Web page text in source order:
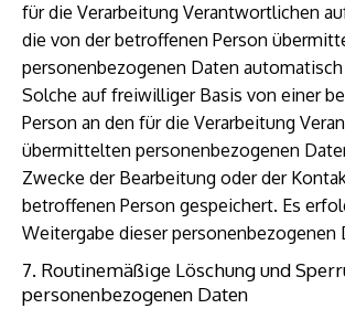
für die Verarbeitung Verantwortlichen
die von der betroffenen Person
personenbezogenen Daten
Solche auf freiwilliger Basis von einer
Person an den für die Verarbeitung
übermittelten personenbezogenen
Zwecke der Bearbeitung oder der
betroffenen Person gespeichert. Es
Weitergabe dieser personenbezogenen
7. Routinemäßige Löschung und
personenbezogenen Daten